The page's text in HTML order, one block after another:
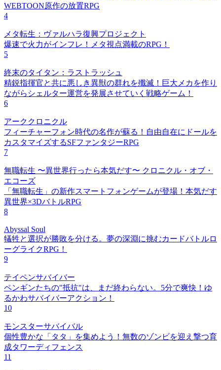
WEBTOON原作の放置RPG
4
メタ転生：ヴァルハラ復興プロジェクト
爆速で火力がインフレ！メタ視点満載のRPG！
5
終末のタイタン：ラストラッシュ
精鋭指揮官と共に悪しき異獣の群れを殲滅！巨大メカを作り
ながらシェルター運営を発展させていく戦略ゲーム！
6
アーククロニクル
フィーチャーフォン時代の名作が蘇る！自由自在にドールを
カスタマイズするSFファンタジーRPG
7
無職転生 〜異世界行ったら本気だす〜 クロニクル・オブ・
エコーズ
「無職転生」の新作スマートフォンゲームが登場！本気だす
異世界×3DバトルRPG
8
Abyssal Soul
犠牲と選択が勝敗を分ける。夢の深淵に挑むカードバトルロ
ーグライクRPG！
9
テイペンサバイバー
ペンギンたちの"抵抗"は、まだ終わらない。5分で爽快！ゆ
るかわサバイバーアクション！
10
モンスターサバイバル
個性豊かな「タタ」を集めよう！無数のゾンビを迎え撃つ育
成タワーディフェンス
11